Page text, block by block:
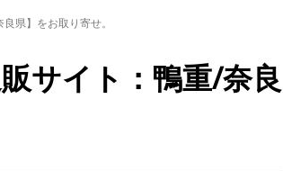
県】をお取り寄せ。
サイト：鴨重/奈良